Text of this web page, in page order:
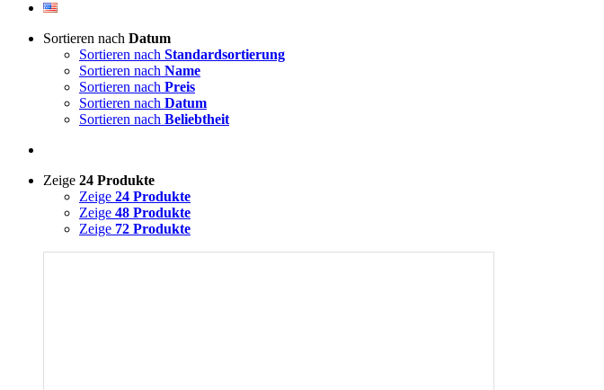
Sortieren nach Datum
Sortieren nach Standardsortierung
Sortieren nach Name
Sortieren nach Preis
Sortieren nach Datum
Sortieren nach Beliebtheit
Zeige 24 Produkte
Zeige 24 Produkte
Zeige 48 Produkte
Zeige 72 Produkte